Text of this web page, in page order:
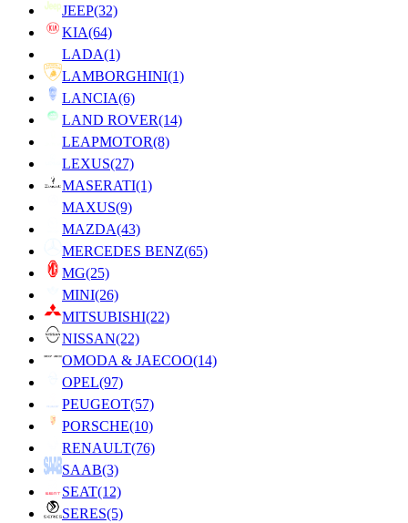
JEEP(32)
KIA(64)
LADA(1)
LAMBORGHINI(1)
LANCIA(6)
LAND ROVER(14)
LEAPMOTOR(8)
LEXUS(27)
MASERATI(1)
MAXUS(9)
MAZDA(43)
MERCEDES BENZ(65)
MG(25)
MINI(26)
MITSUBISHI(22)
NISSAN(22)
OMODA & JAECOO(14)
OPEL(97)
PEUGEOT(57)
PORSCHE(10)
RENAULT(76)
SAAB(3)
SEAT(12)
SERES(5)